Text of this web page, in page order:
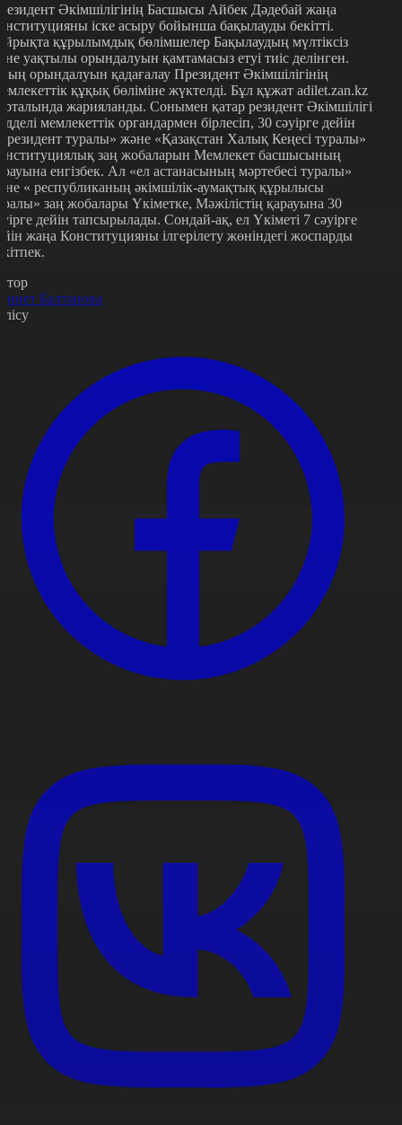
Әкімшілігінің Басшысы Айбек Дәдебай жаңа
іске асыру бойынша бақылауды бекітті.
құрылымдық бөлімшелер Бақылаудың мүлтіксіз
уақтылы орындалуын қамтамасыз етуі тиіс делінген.
орындалуын қадағалау Президент Әкімшілігінің
құқық бөліміне жүктелді. Бұл құжат adilet.zan.kz
жарияланды. Сонымен қатар резидент Әкімшілігі
мемлекеттік органдармен бірлесіп, 30 сәуірге дейін
туралы» және «Қазақстан Халық Кеңесі туралы»
заң жобаларын Мемлекет басшысының
енгізбек. Ал «ел астанасының мәртебесі туралы»
« республиканың әкімшілік-аумақтық құрылысы
заң жобалары Үкіметке, Мәжілістің қарауына 30
дейін тапсырылады. Сондай-ақ, ел Үкіметі 7 сәуірге
жаңа Конституцияны ілгерілету жөніндегі жоспарды
Балтанова